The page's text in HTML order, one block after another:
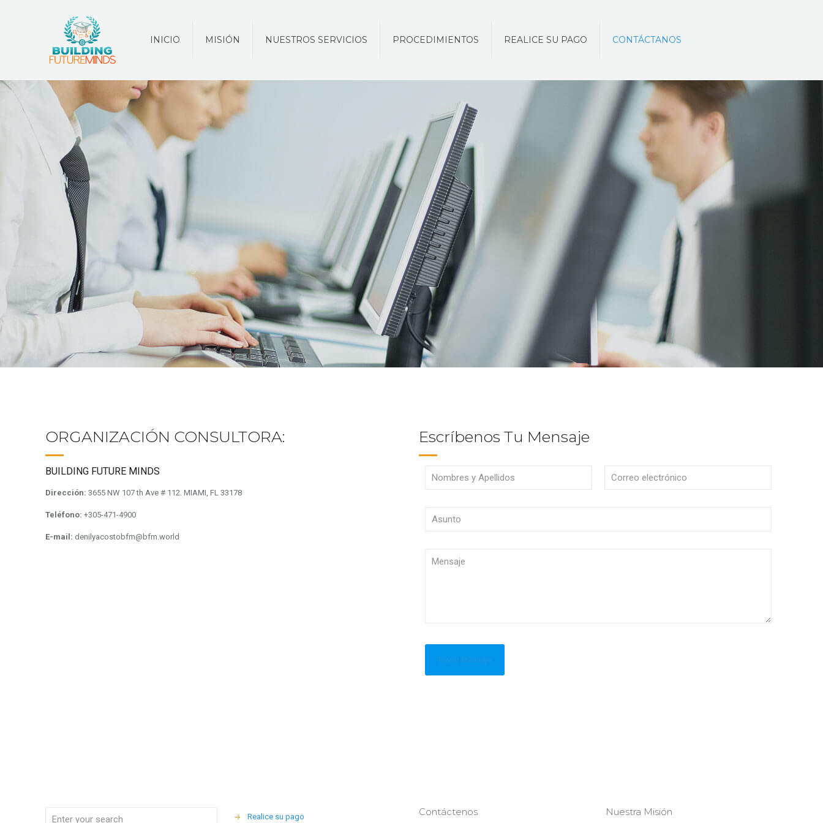
INICIO MISIÓN NUESTROS SERVICIOS PROCEDIMIENTOS REALICE SU PAGO CONTÁCTANOS
ORGANIZACIÓN CONSULTORA:
BUILDING FUTURE MINDS
Dirección: 3655 NW 107 th Ave # 112. MIAMI, FL 33178
Teléfono: +305-471-4900
E-mail: denilyacostobfm@bfm.world
Escríbenos Tu Mensaje
Realice su pago Contáctenos Nuestra Misión